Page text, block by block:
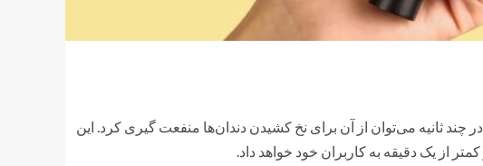
چند ثانیه می‌توان از آن برای نخ کشیدن دندان‌ها منفعت گیری کرد. این
از یک دقیقه به کاربران خود خواهد داد.